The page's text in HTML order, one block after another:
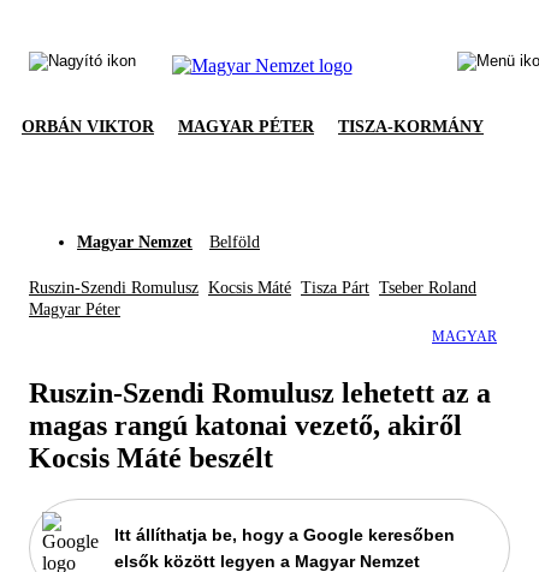
ORBÁN VIKTOR MAGYAR PÉTER TISZA-KORMÁNY
Magyar Nemzet Belföld
Ruszin-Szendi Romulusz Kocsis Máté Tisza Párt Tseber Roland
Magyar Péter
MAGYAR
Ruszin-Szendi Romulusz lehetett az a
magas rangú katonai vezető, akiről
Kocsis Máté beszélt
Itt állíthatja be, hogy a Google keresőben
elsők között legyen a Magyar Nemzet